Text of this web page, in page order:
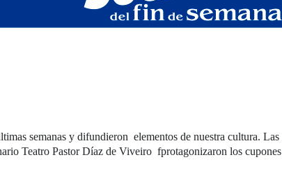
semanas y difundieron elementos de nuestra cultura.
Teatro Pastor Díaz de Viveiro fprotagonizaron los